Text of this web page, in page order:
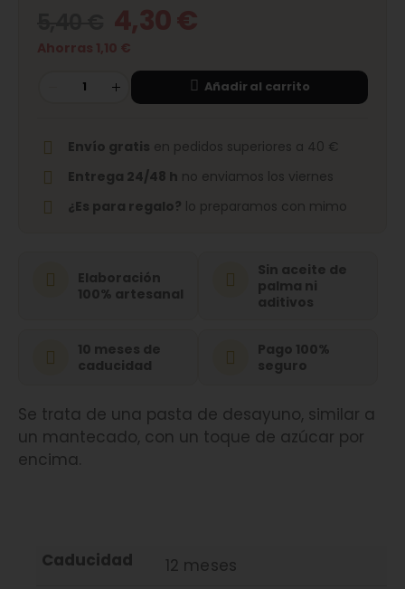
El
precio
original
era:
4,30€El
actual
es:
Ahorras 1,10 €
Añadir al carrito
Envío gratis en pedidos superiores a 40 €
Entrega 24/48 h no enviamos los viernes
¿Es para regalo? lo preparamos con mimo
Elaboración
100% artesanal
Sin aceite de
palma ni
aditivos
10 meses de
caducidad
Pago 100%
seguro
Se trata de una pasta de desayuno, similar a
un mantecado, con un toque de azúcar por
encima.
Caducidad
12 meses